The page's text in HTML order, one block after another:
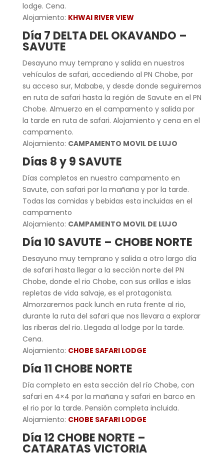
lodge. Cena.
Alojamiento: KHWAI RIVER VIEW
Día 7 DELTA DEL OKAVANDO –
SAVUTE
Desayuno muy temprano y salida en nuestros
vehículos de safari, accediendo al PN Chobe, por
su acceso sur, Mababe, y desde donde seguiremos
en ruta de safari hasta la región de Savute en el PN
Chobe. Almuerzo en el campamento y salida por
la tarde en ruta de safari. Alojamiento y cena en el
campamento.
Alojamiento: CAMPAMENTO MOVIL DE LUJO
Días 8 y 9 SAVUTE
Días completos en nuestro campamento en
Savute, con safari por la mañana y por la tarde.
Todas las comidas y bebidas esta incluidas en el
campamento
Alojamiento: CAMPAMENTO MOVIL DE LUJO
Día 10 SAVUTE – CHOBE NORTE
Desayuno muy temprano y salida a otro largo día
de safari hasta llegar a la sección norte del PN
Chobe, donde el rio Chobe, con sus orillas e islas
repletas de vida salvaje, es el protagonista.
Almorzaremos pack lunch en ruta frente al rio,
durante la ruta del safari que nos llevara a explorar
las riberas del rio. Llegada al lodge por la tarde.
Cena.
Alojamiento: CHOBE SAFARI LODGE
Día 11 CHOBE NORTE
Día completo en esta sección del río Chobe, con
safari en 4×4 por la mañana y safari en barco en
el rio por la tarde. Pensión completa incluida.
Alojamiento: CHOBE SAFARI LODGE
Día 12 CHOBE NORTE –
CATARATAS VICTORIA